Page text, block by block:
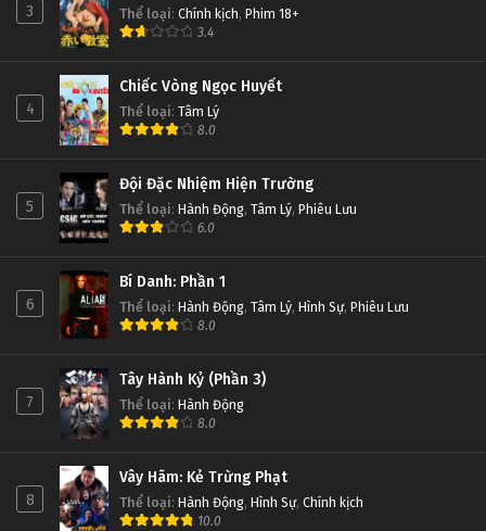
3 Thể loại: Chính kịch, Phim 18+
3.4
4
Chiếc Vòng Ngọc Huyết
Thể loại: Tâm Lý
8.0
5
Đội Đặc Nhiệm Hiện Trường
Thể loại: Hành Động, Tâm Lý, Phiêu Lưu
6.0
6
Bí Danh: Phần 1
Thể loại: Hành Động, Tâm Lý, Hình Sự, Phiêu Lưu
8.0
7
Tây Hành Kỷ (Phần 3)
Thể loại: Hành Động
8.0
8
Vây Hãm: Kẻ Trừng Phạt
Thể loại: Hành Động, Hình Sự, Chính kịch
10.0